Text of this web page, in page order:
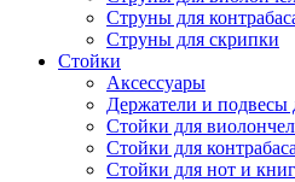
Струны для
Струны для скрипки
Стойки
Аксессуары
Держатели и подвесы
Стойки для
Стойки для контрабаса
Стойки для нот и книг